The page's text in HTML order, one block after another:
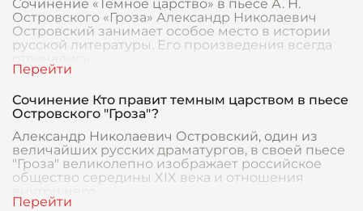
Сочинение «Темное царство» в пьесе А. Н.
Островского «Гроза» Александр Николаевич
Островский занимает особое место в истории
русской литературы. Его произведения всегда
Сочинение Кто правит темным царством в пьесе
Островского "Гроза"?
Александр Николаевич Островский, один из
величайших русских драматургов, в своей пьесе
"Гроза" великолепно изображает российское
общество середины XIX века и отношения